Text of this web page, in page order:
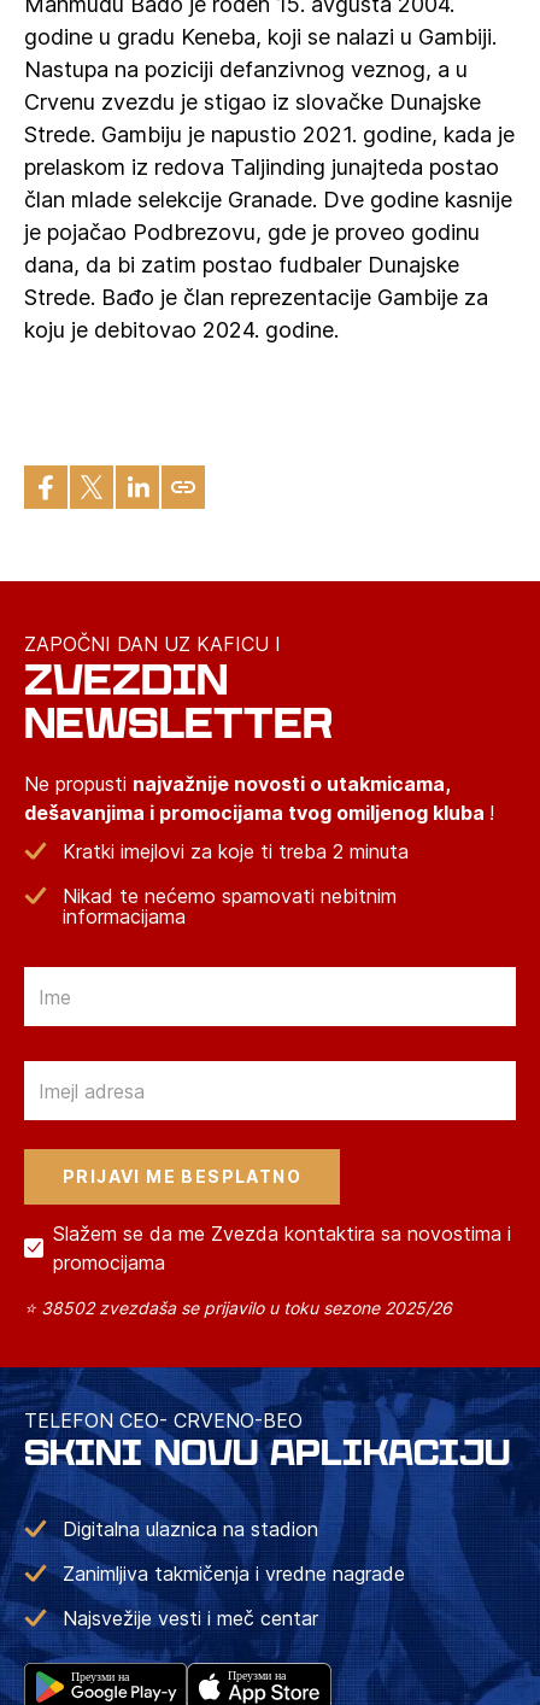
godine u gradu Keneba, koji se nalazi u Gambiji.
Nastupa na poziciji defanzivnog veznog, a u
Crvenu zvezdu je stigao iz slovačke Dunajske
Strede. Gambiju je napustio 2021. godine, kada je
prelaskom iz redova Taljinding junajteda postao
član mlade selekcije Granade. Dve godine kasnije
je pojačao Podbrezovu, gde je proveo godinu
dana, da bi zatim postao fudbaler Dunajske
Strede. Bađo je član reprezentacije Gambije za
koju je debitovao 2024. godine.
ZAPOČNI DAN UZ KAFICU I
ZVEZDIN
NEWSLETTER
Ne propusti najvažnije novosti o utakmicama,
dešavanjima i promocijama tvog omiljenog kluba !
Kratki imejlovi za koje ti treba 2 minuta
Nikad te nećemo spamovati nebitnim
informacijama
Slažem se da me Zvezda kontaktira sa novostima i
promocijama
⭐ 38502 zvezdaša se prijavilo u toku sezone 2025/26
TELEFON CEO- CRVENO-BEO
SKINI NOVU APLIKACIJU
Digitalna ulaznica na stadion
Zanimljiva takmičenja i vredne nagrade
Najsvežije vesti i meč centar